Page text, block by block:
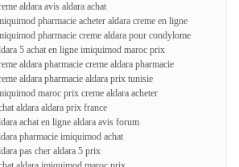
aldara avis aldara achat
pharmacie acheter aldara creme en ligne
pharmacie creme aldara pour condylome
5 achat en ligne imiquimod maroc prix
aldara pharmacie creme aldara pharmacie
aldara pharmacie aldara prix tunisie
maroc prix creme aldara acheter
aldara aldara prix france
achat en ligne aldara avis forum
pharmacie imiquimod achat
pas cher aldara 5 prix